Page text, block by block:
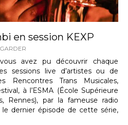
en session KEXP
avez pu découvrir chaque
sessions live d’artistes ou de
Rencontres Trans Musicales,
à l’ESMA (École Supérieure
Rennes), par la fameuse radio
le dernier épisode de cette série,